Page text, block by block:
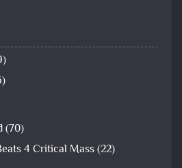
(70)
4 Critical Mass(22)